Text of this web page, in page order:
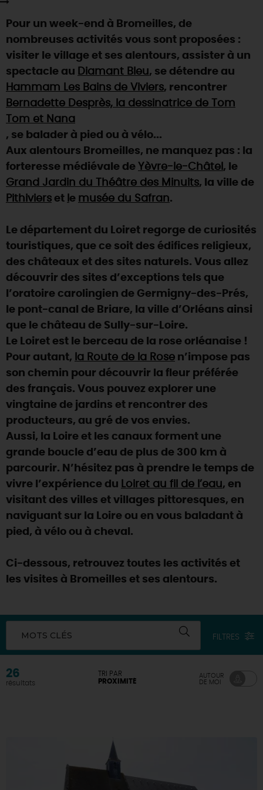
TOUTES LES ACTIVITÉS
Vins et vignobles
Chic,une aire de pique-nique
Par ici lesguinguettes
Que rapporter du Loiret ?
La Route desMétiers d'Art
(re)Découvrir les coulisses de la Faïencerie de
Expérimenterles parcours Baludik🕵️
Une saison de festivals 🎉
Rendez-vous de la nature en 2026
Des sorties en famille dans le Loiret !
Programme des animations "Loiret au fil de l'eau"
Où sortir ?
AUJOURD'HUI
DEMAIN
CE WEEK-END
CETTE SEMAINE
TOUT L'AGENDA
INFOS &
RÉSERVER MAINTENANT
Pour un week-end à Bromeilles, de
nombreuses activités vous sont proposées :
visiter le village et ses alentours, assister à un
spectacle au Diamant Bleu, se détendre au
Hammam Les Bains de Viviers, rencontrer
Bernadette Desprès, la dessinatrice de Tom
Tom et Nana
, se balader à pied ou à vélo...
Aux alentours Bromeilles, ne manquez pas : la
forteresse médiévale de Yèvre-le-Châtel , le
Grand Jardin du Théâtre des Minuits, la ville de
Pithiviers et e musée du Safran.
Le département du Loiret regorge de curiosités
touristiques, que ce soit des édifices religieux,
des châteaux et des sites naturels. Vous allez
découvrir des sites d’exceptions tels que
l’oratoire carolingien de Germigny-des-Prés,
le pont-canal de Briare, la ville d’Orléans ainsi
que le château de Sully-sur-Loire.
Le Loiret est le berceau de la rose orléanaise !
Pour autant, la Route de la Rose n’impose pas
son chemin pour découvrir la fleur préférée
des français. Vous pouvez explorer une
vingtaine de jardins et rencontrer des
producteurs, au gré de vos envies.
Aussi, la Loire et les canaux forment une
grande boucle d’eau de plus de 300 km à
parcourir. N’hésitez pas à prendre le temps de
vivre l’expérience du Loiret au fil de l’eau, en
visitant des villes et villages pittoresques, en
naviguant sur la Loire ou en vous baladant à
pied, à vélo ou à cheval.
Ci-dessous, retrouvez toutes les activités et
les visites à Bromeilles et ses alentours.
MOTS CLÉS FILTRES
26
résultats
TRI PAR
PROXIMITÉ
AUTOUR
DE MOI